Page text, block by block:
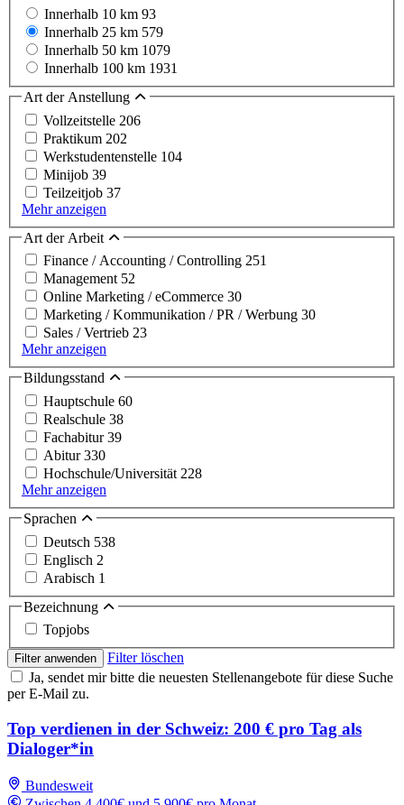
Innerhalb 10 km 93
Innerhalb 25 km 579
Innerhalb 50 km 1079
Innerhalb 100 km 1931
Art der Anstellung
Vollzeitstelle 206
Praktikum 202
Werkstudentenstelle 104
Minijob 39
Teilzeitjob 37
Mehr anzeigen
Art der Arbeit
Finance / Accounting / Controlling 251
Management 52
Online Marketing / eCommerce 30
Marketing / Kommunikation / PR / Werbung 30
Sales / Vertrieb 23
Mehr anzeigen
Bildungsstand
Hauptschule 60
Realschule 38
Fachabitur39
Abitur330
Hochschule/Universität 228
Mehr anzeigen
Sprachen
Deutsch 538
Englisch 2
Arabisch 1
Bezeichnung
Topjobs
Filter anwenden
Filter löschen
Ja, sendet mir bitte die neuesten Stellenangebote für diese Suche
per E-Mail zu.
Top verdienen in der Schweiz: 200 € pro Tag als
Dialoger*in
Bundesweit